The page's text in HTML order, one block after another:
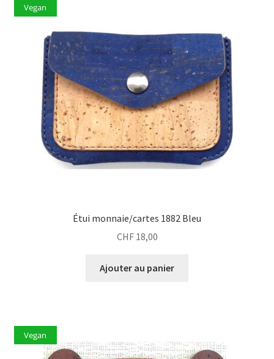
Vegan
Étui monnaie/cartes 1882 Bleu
CHF18,00
Ajouter au panier
Vegan